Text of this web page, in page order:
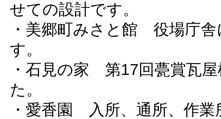
せての設計です。
・美郷町みさと館 役場庁
す。
・石見の家 第17回甍賞瓦
た。
・愛香園 入所、通所、作